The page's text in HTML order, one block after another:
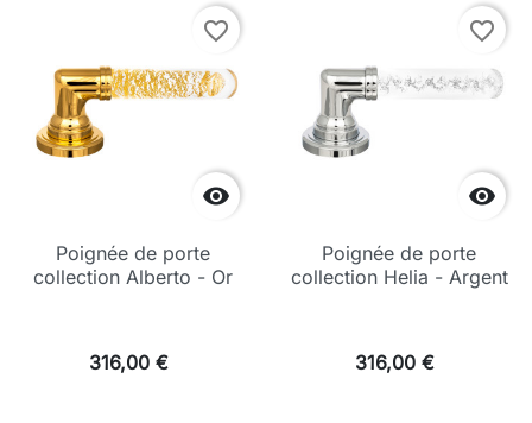

favorite_border
Poignée de porte
collection Alberto - Or
316,00 €

favorite_border
Poignée de porte
collection Helia - Argent
316,00 €